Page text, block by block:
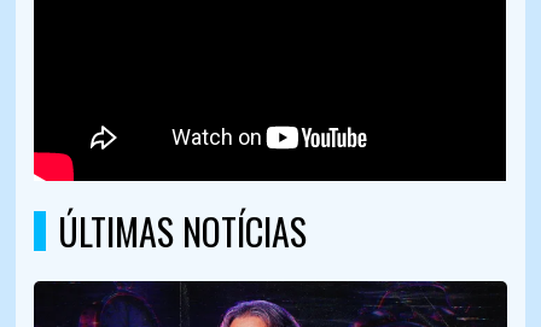
ÚLTIMAS NOTÍCIAS